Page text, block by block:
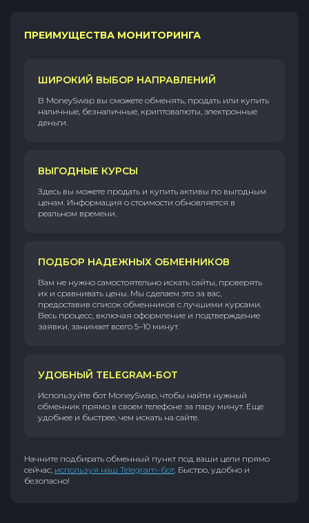
ПРЕИМУЩЕСТВА МОНИТОРИНГА
ШИРОКИЙ ВЫБОР НАПРАВЛЕНИЙ
В MoneySwap вы сможете обменять, продать или купить
наличные, безналичные, криптовалюты, электронные
деньги.
ВЫГОДНЫЕ КУРСЫ
Здесь вы можете продать и купить активы по выгодным
ценам. Информация о стоимости обновляется в
реальном времени.
ПОДБОР НАДЕЖНЫХ ОБМЕННИКОВ
Вам не нужно самостоятельно искать сайты, проверять
их и сравнивать цены. Мы сделаем это за вас,
предоставив список обменников с лучшими курсами.
Весь процесс, включая оформление и подтверждение
заявки, занимает всего 5–10 минут.
УДОБНЫЙ TELEGRAM-БОТ
Используйте бот MoneySwap, чтобы найти нужный
обменник прямо в своем телефоне за пару минут. Еще
удобнее и быстрее, чем искать на сайте.
Начните подбирать обменный пункт под ваши цели прямо
сейчас, используя наш Telegram-бот. Быстро, удобно и
безопасно!